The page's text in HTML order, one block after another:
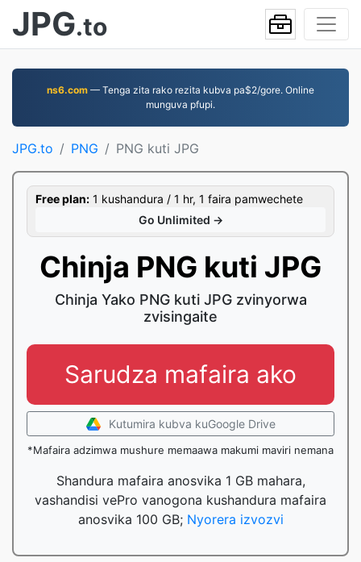
JPG.to
ns6.com — Tenga zita rako rezita kubva pa$2/gore. Online
munguva pfupi.
JPG.to PNG PNG kuti JPG
Free plan: 1 kushandura / 1 hr, 1 faira pamwechete
Go Unlimited →
Chinja PNG kuti JPG
Chinja Yako PNG kuti JPG zvinyorwa
zvisingaite
Sarudza mafaira ako
Kutumira kubva kuGoogle Drive
*Mafaira adzimwa mushure memaawa makumi maviri nemana
Shandura mafaira anosvika 1 GB mahara,
vashandisi vePro vanogona kushandura mafaira
anosvika 100 GB; Nyorera izvozvi